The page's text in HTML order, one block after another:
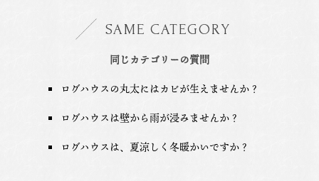
SAME CATEGORY
同じカテゴリーの質問
ログハウスの丸太にはカビが生えませんか？
ログハウスは壁から雨が浸みませんか？
ログハウスは、夏涼しく冬暖かいですか？